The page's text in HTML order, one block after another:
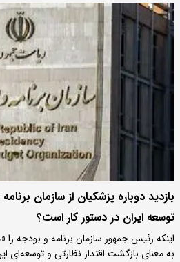
بازدید دوباره پزشکیان از سازمان
توسعه ایران در دستور کار است؟
اینکه رئیس جمهور سازمان برنامه و بودجه
به معنای بازگشت اقتدار نظارتی و توسعه‌ای